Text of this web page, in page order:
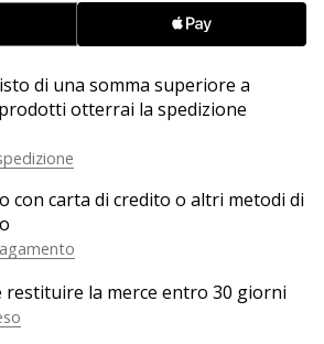
di una somma superiore a
otterrai la spedizione
con carta di credito o altri metodi di
restituire la merce entro 30 giorni